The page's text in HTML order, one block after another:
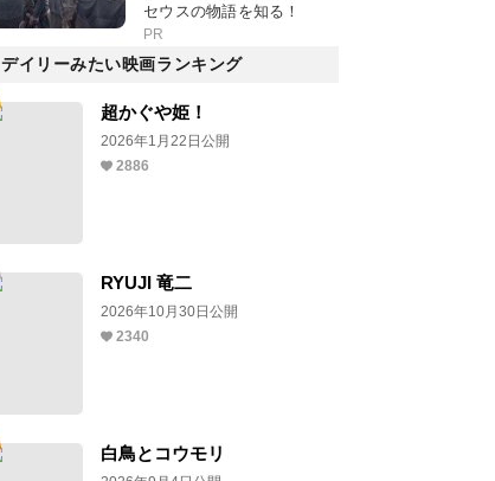
セウスの物語を知る！
PR
デイリーみたい映画ランキング
超かぐや姫！
2026年1月22日公開
2886
RYUJI 竜二
2026年10月30日公開
2340
白鳥とコウモリ